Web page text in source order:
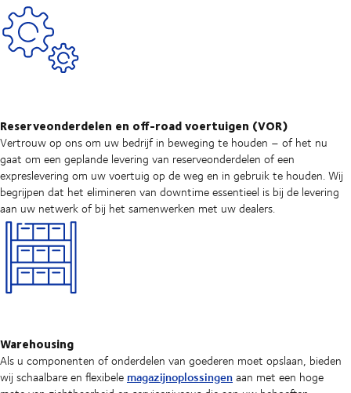
Reserveonderdelen en off-road voertuigen (VOR)
Vertrouw op ons om uw bedrijf in beweging te houden – of het nu
gaat om een geplande levering van reserveonderdelen of een
expreslevering om uw voertuig op de weg en in gebruik te houden. Wij
begrijpen dat het elimineren van downtime essentieel is bij de levering
aan uw netwerk of bij het samenwerken met uw dealers.
Warehousing
Als u componenten of onderdelen van goederen moet opslaan, bieden
wij schaalbare en flexibele magazijnoplossingenaan met een hoge